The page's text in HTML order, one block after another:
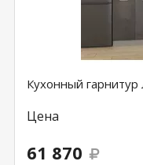
Кухонный
Цена
61 870